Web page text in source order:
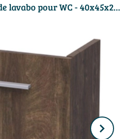
BRAUER Trust meuble de lavabo pour WC - 40x45x22cm - sans poignée apparente avec 1 porte à charnière gauche Grove